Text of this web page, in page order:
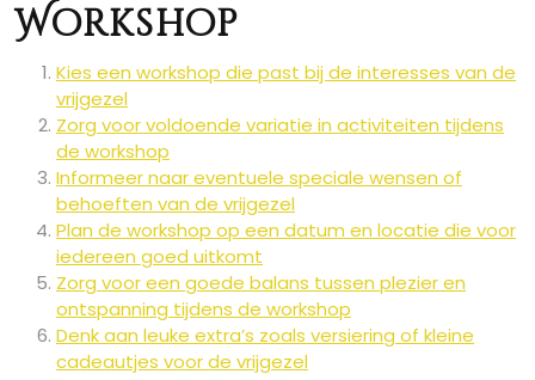
Workshop
Kies een workshop die past bij de interesses van de
vrijgezel
Zorg voor voldoende variatie in activiteiten tijdens
de workshop
Informeer naar eventuele speciale wensen of
behoeften van de vrijgezel
Plan de workshop op een datum en locatie die voor
iedereen goed uitkomt
Zorg voor een goede balans tussen plezier en
ontspanning tijdens de workshop
Denk aan leuke extra’s zoals versiering of kleine
cadeautjes voor de vrijgezel